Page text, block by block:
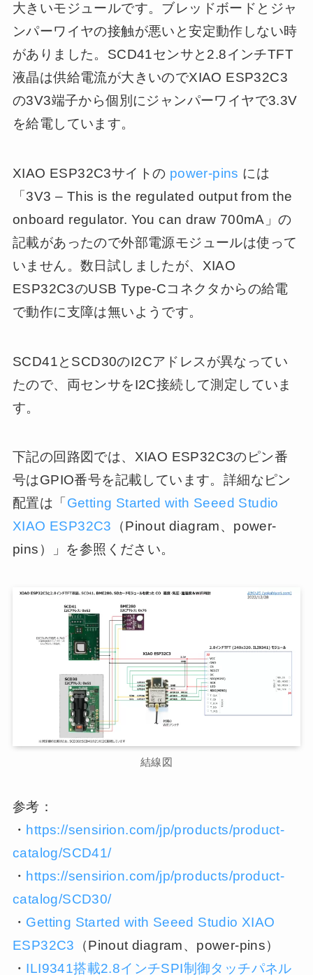
大きいモジュールです。ブレッドボードとジャ
ンパーワイヤの接触が悪いと安定動作しない時
がありました。SCD41センサと2.8インチTFT
液晶は供給電流が大きいのでXIAO ESP32C3
の3V3端子から個別にジャンパーワイヤで3.3V
を給電しています。
XIAO ESP32C3サイトの power-pins には
「3V3 – This is the regulated output from the
onboard regulator. You can draw 700mA」の
記載があったので外部電源モジュールは使って
いません。数日試しましたが、XIAO
ESP32C3のUSB Type-Cコネクタからの給電
で動作に支障は無いようです。
SCD41とSCD30のI2Cアドレスが異なってい
たので、両センサをI2C接続して測定していま
す。
下記の回路図では、XIAO ESP32C3のピン番
号はGPIO番号を記載しています。詳細なピン
配置は「 Getting Started with Seeed Studio
XIAO ESP32C3 （Pinout diagram、power-
pins）」を参照ください。
結線図
参考：
・ https://sensirion.com/jp/products/product-
catalog/SCD41/
・ https://sensirion.com/jp/products/product-
catalog/SCD30/
・ Getting Started with Seeed Studio XIAO
ESP32C3 （Pinout diagram、power-pins）
・ ILI9341搭載2.8インチSPI制御タッチパネル